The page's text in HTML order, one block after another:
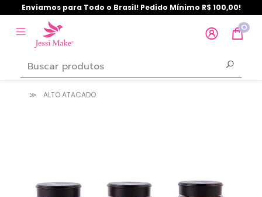
Enviamos para Todo o Brasil! Pedido Mínimo R$ 100,00!
0
ALTO ATACADO